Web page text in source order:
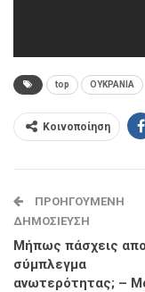
top ΟΥΚΡΑΝΙΑ
Κοινοποίηση
ΠΡΟΗΓΟΎΜΕΝΗ
ΔΗΜΟΣΊΕΥΣΗ
Μήπως πάσχεις απο
σύμπλεγμα
ανωτερότητας; –